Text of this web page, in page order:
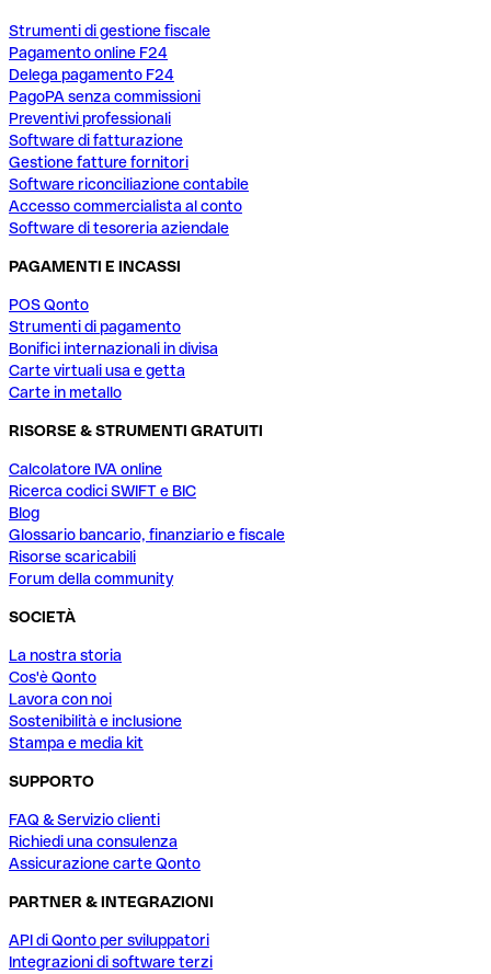
Strumenti di gestione fiscale
Pagamento online F24
Delega pagamento F24
PagoPA senza commissioni
Preventivi professionali
Software di fatturazione
Gestione fatture fornitori
Software riconciliazione contabile
Accesso commercialista al conto
Software di tesoreria aziendale
PAGAMENTI E INCASSI
POS Qonto
Strumenti di pagamento
Bonifici internazionali in divisa
Carte virtuali usa e getta
Carte in metallo
RISORSE & STRUMENTI GRATUITI
Calcolatore IVA online
Ricerca codici SWIFT e BIC
Blog
Glossario bancario, finanziario e fiscale
Risorse scaricabili
Forum della community
SOCIETÀ
La nostra storia
Cos'è Qonto
Lavora con noi
Sostenibilità e inclusione
Stampa e media kit
SUPPORTO
FAQ & Servizio clienti
Richiedi una consulenza
Assicurazione carte Qonto
PARTNER & INTEGRAZIONI
API di Qonto per sviluppatori
Integrazioni di software terzi